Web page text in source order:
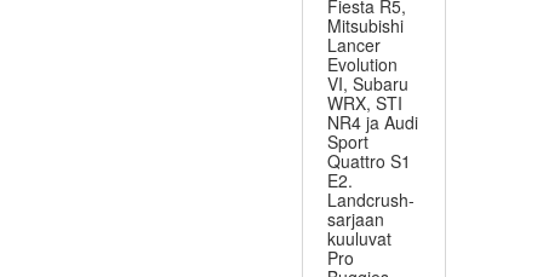
Fiesta R5,
Mitsubishi
Lancer
Evolution
VI, Subaru
WRX, STI
NR4 ja Audi
Sport
Quattro S1
E2.
Landcrush-
sarjaan
kuuluvat
Pro